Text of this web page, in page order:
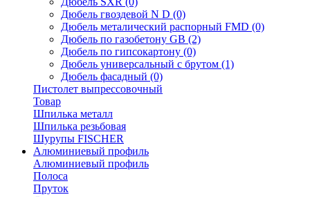
Дюбель гвоздевой N D (0)
Дюбель металический распорный FMD (0)
Дюбель по газобетону GB (2)
Дюбель по гипсокартону (0)
Дюбель универсальный с брутом (1)
Дюбель фасадный (0)
Пистолет выпрессовочный
Товар
Шпилька металл
Шпилька резьбовая
Шурупы FISCHER
Алюминиевый профиль
Алюминиевый профиль
Полоса
Пруток